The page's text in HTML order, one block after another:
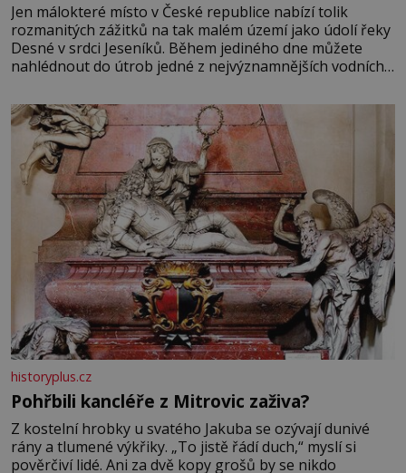
Jen málokteré místo v České republice nabízí tolik
rozmanitých zážitků na tak malém území jako údolí řeky
Desné v srdci Jeseníků. Během jediného dne můžete
nahlédnout do útrob jedné z nejvýznamnějších vodních
se na koloběžce a den zakončit poznáváním památek ve
Velkých Losinách nebo v termálním
historyplus.cz
Pohřbili kancléře z Mitrovic zaživa?
Z kostelní hrobky u svatého Jakuba se ozývají dunivé
rány a tlumené výkřiky. „To jistě řádí duch,“ myslí si
pověrčiví lidé. Ani za dvě kopy grošů by se nikdo